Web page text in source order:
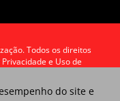
Todos os direitos
e Uso de
do site e